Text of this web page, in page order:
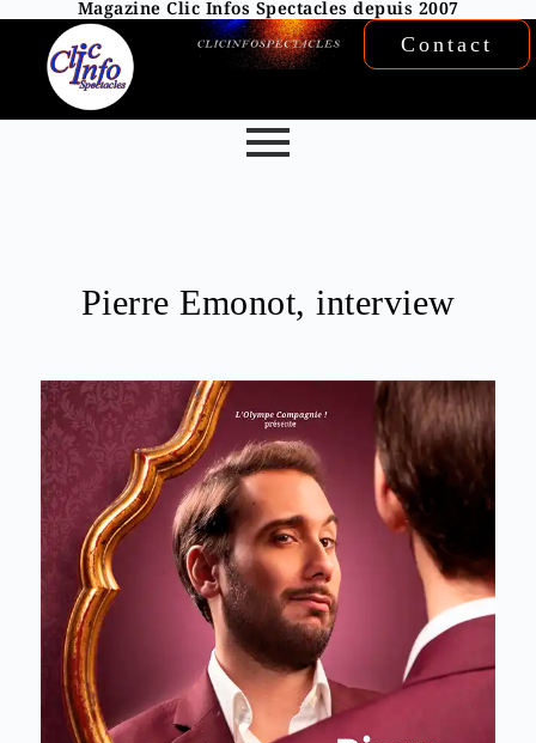
Magazine Clic Infos Spectacles depuis 2007
Contact
Pierre Emonot, interview